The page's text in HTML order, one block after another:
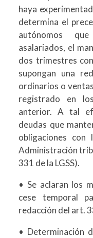
haya
determina el
autónomos
asalariados, el
dos trimestres
supongan una
ordinarios o
registrado en
anterior. A tal
deudas que
obligaciones
Administración
331 de la LGSS).
• Se aclaran los
cese temporal
redacción del art.
• Determinación